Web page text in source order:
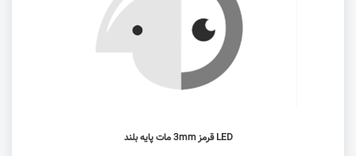
LED قرمز 3mm مات پایه بلند